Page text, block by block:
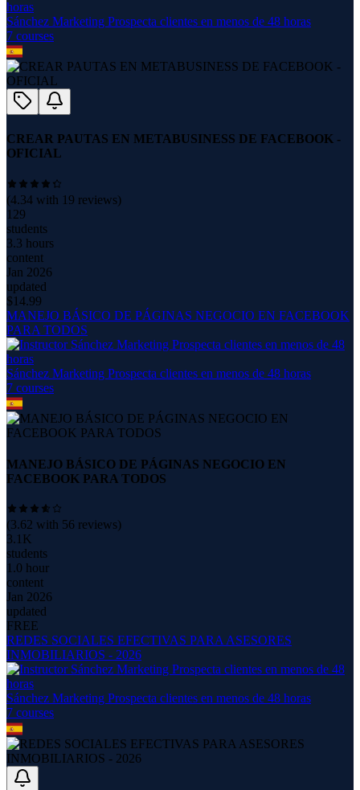
Sánchez Marketing Prospecta clientes en menos de 48 horas
7 courses
CREAR PAUTAS EN METABUSINESS DE FACEBOOK -
OFICIAL
(4.34 with 19 reviews)
129
students
3.3 hours
content
Jan 2026
updated
$14.99
MANEJO BÁSICO DE PÁGINAS NEGOCIO EN FACEBOOK
PARA TODOS
Sánchez Marketing Prospecta clientes en menos de 48 horas
7 courses
MANEJO BÁSICO DE PÁGINAS NEGOCIO EN
FACEBOOK PARA TODOS
(3.62 with 56 reviews)
3.1K
students
1.0 hour
content
Jan 2026
updated
FREE
REDES SOCIALES EFECTIVAS PARA ASESORES
INMOBILIARIOS - 2026
Sánchez Marketing Prospecta clientes en menos de 48 horas
7 courses